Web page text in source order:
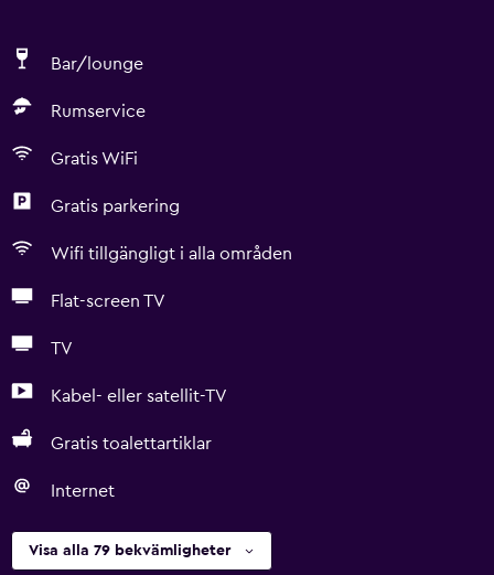
Bar/lounge
Rumservice
Gratis WiFi
Gratis parkering
Wifi tillgängligt i alla områden
Flat-screen TV
TV
Kabel- eller satellit-TV
Gratis toalettartiklar
Internet
Visa alla 79 bekvämligheter